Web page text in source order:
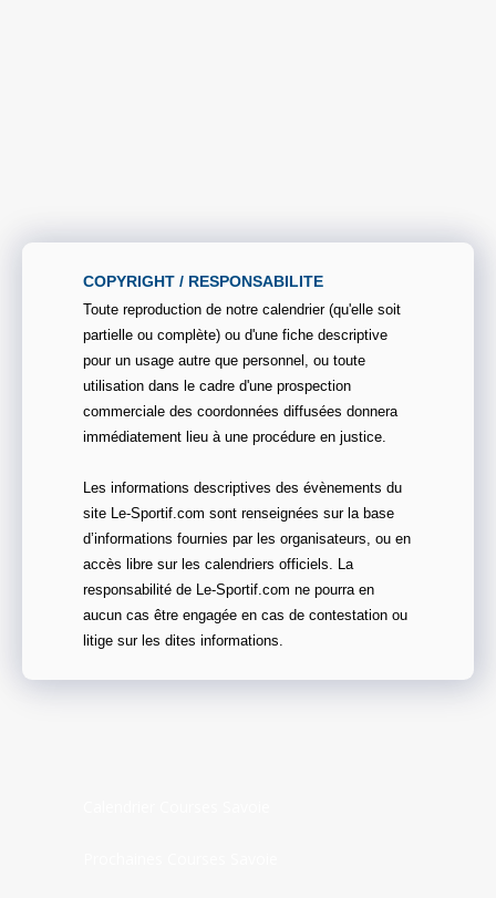
COPYRIGHT / RESPONSABILITE
Toute reproduction de notre calendrier (qu'elle soit
partielle ou complète) ou d'une fiche descriptive
pour un usage autre que personnel, ou toute
utilisation dans le cadre d'une prospection
commerciale des coordonnées diffusées donnera
immédiatement lieu à une procédure en justice.
Les informations descriptives des évènements du
site Le-Sportif.com sont renseignées sur la base
d’informations fournies par les organisateurs, ou en
accès libre sur les calendriers officiels. La
responsabilité de Le-Sportif.com ne pourra en
aucun cas être engagée en cas de contestation ou
litige sur les dites informations.